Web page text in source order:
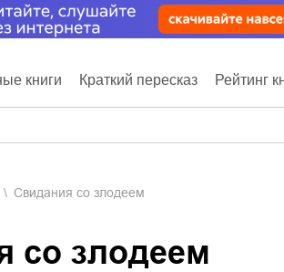
книги Краткий пересказ Рейтинг
Свидания со злодеем
со злодеем